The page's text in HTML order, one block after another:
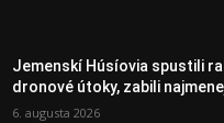
Jemenskí Húsíovia spustili
dronové útoky, zabili
6. augusta 2026